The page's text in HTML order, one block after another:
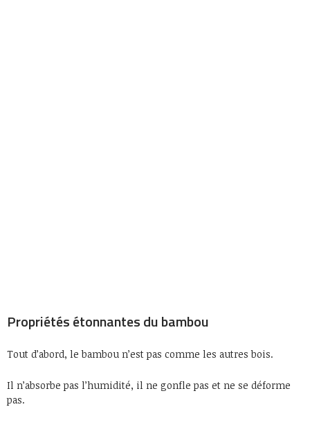
Propriétés étonnantes du bambou
Tout d’abord, le bambou n’est pas comme les autres bois.
Il n’absorbe pas l’humidité, il ne gonfle pas et ne se déforme
pas.